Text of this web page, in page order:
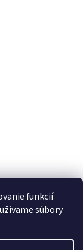
funkcií
súbory